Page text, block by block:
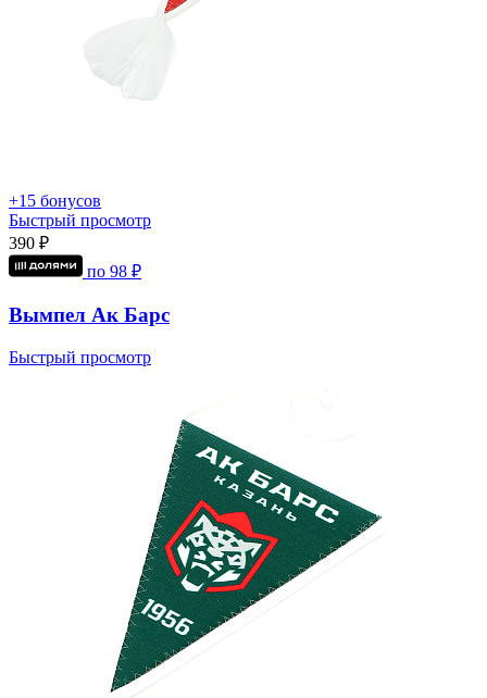
+15 бонусов
Быстрый просмотр
390 ₽
по 98 ₽
Вымпел Ак Барс
Быстрый просмотр